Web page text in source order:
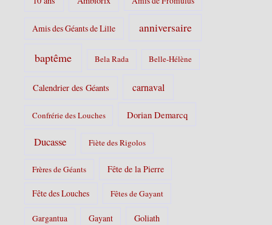
Amis des Géants de Lille anniversaire
baptême Bela Rada Belle-Hélène
Calendrier des Géants carnaval
Confrérie des Louches Dorian Demarcq
Ducasse Fiète des Rigolos
Frères de Géants Fête de la Pierre
Fête des Louches Fêtes de Gayant
Gargantua Gayant Goliath